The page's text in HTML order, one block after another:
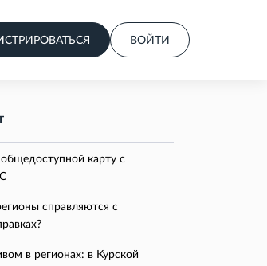
ВОЙТИ
карту с
справляются с
в регионах: в Курской